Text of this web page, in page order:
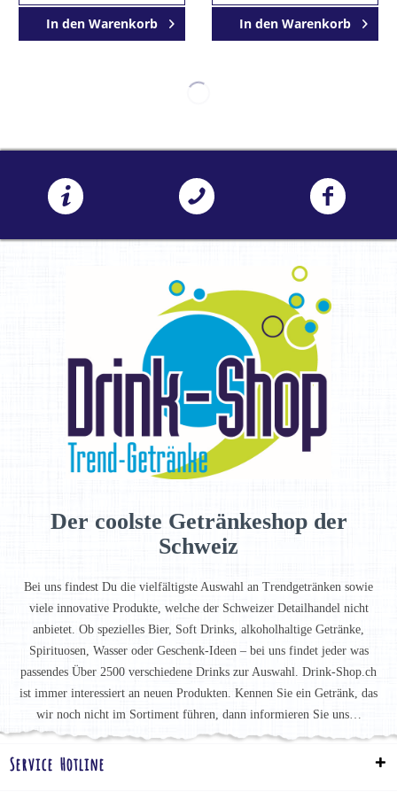
In den Warenkorb In den Warenkorb
Der coolste Getränkeshop der
Schweiz
Bei uns findest Du die vielfältigste Auswahl an Trendgetränken sowie
viele innovative Produkte, welche der Schweizer Detailhandel nicht
anbietet. Ob spezielles Bier, Soft Drinks, alkoholhaltige Getränke,
Spirituosen, Wasser oder Geschenk-Ideen – bei uns findet jeder was
passendes Über 2500 verschiedene Drinks zur Auswahl. Drink-Shop.ch
ist immer interessiert an neuen Produkten. Kennen Sie ein Getränk, das
wir noch nicht im Sortiment führen, dann informieren Sie uns…
Service Hotline